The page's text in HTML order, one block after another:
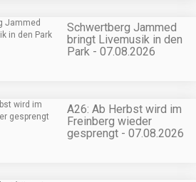
Schwertberg Jammed
bringt Livemusik in den
Park - 07.08.2026
A26: Ab Herbst wird im
Freinberg wieder
gesprengt - 07.08.2026